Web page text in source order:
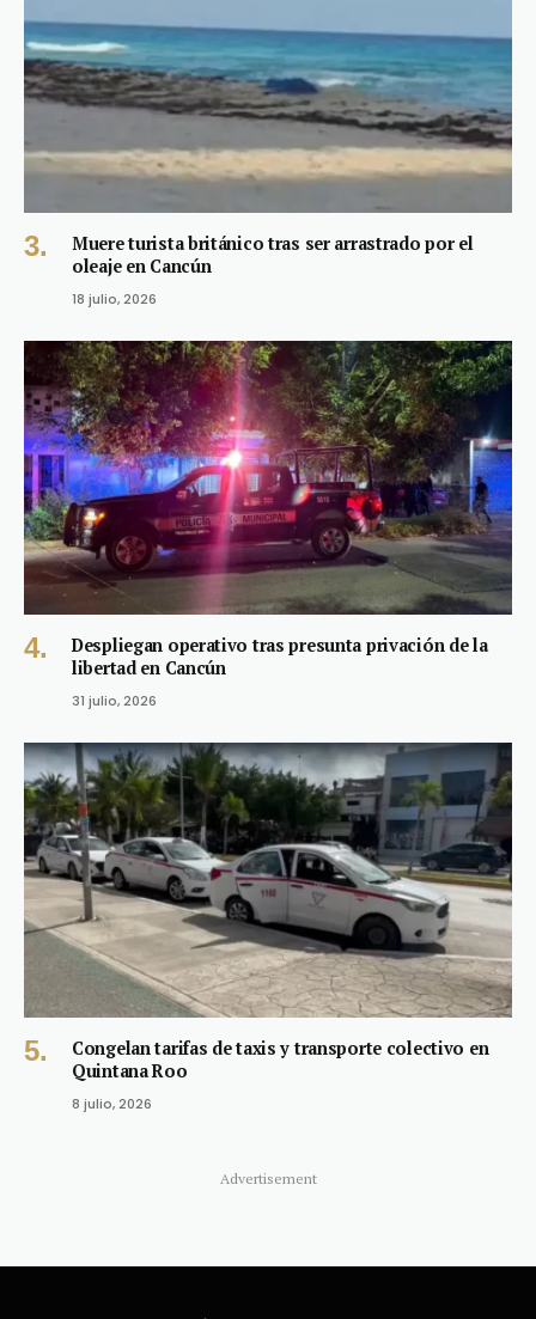
Muere turista británico tras ser arrastrado por el
oleaje en Cancún
18 julio, 2026
Despliegan operativo tras presunta privación de la
libertad en Cancún
31 julio, 2026
Congelan tarifas de taxis y transporte colectivo en
Quintana Roo
8 julio, 2026
Advertisement